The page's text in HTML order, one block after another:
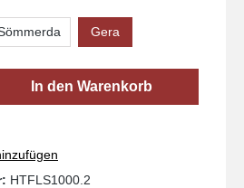
Gera
Gib den gewünschten
In den Warenkorb
HTFLS1000.2